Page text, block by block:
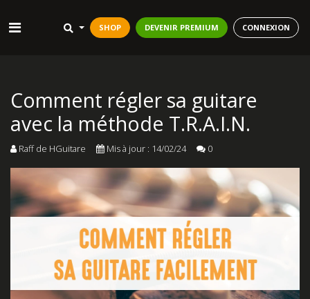
SHOP DEVENIR PREMIUM CONNEXION
Comment régler sa guitare
avec la méthode T.R.A.I.N.
Raff de HGuitare Mis à jour : 14/02/24 0